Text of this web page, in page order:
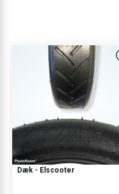
Dæk - Elscooter